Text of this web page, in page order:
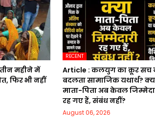
महीने में
फिर भी नहीं
RECENT
Article : कलयुग का क्रूर सच
बदलता सामाजिक यथार्थ?
माता-पिता अब केवल
रह गए हैं, संबंध नहीं?
August 06, 2026